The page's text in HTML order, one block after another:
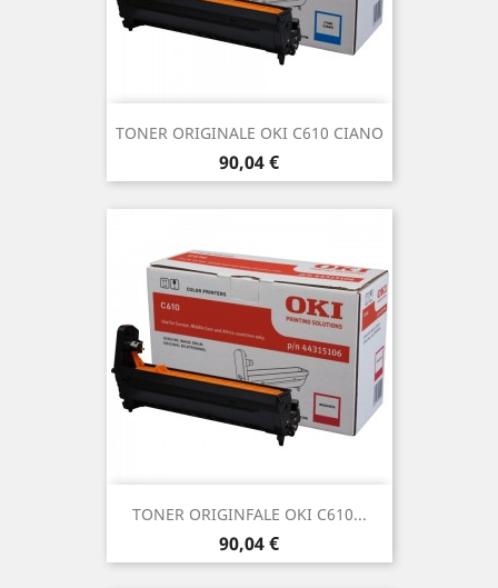
TONER ORIGINALE OKI C610 CIANO
Prezzo
90,04 €
TONER ORIGINFALE OKI C610...
Prezzo
90,04 €